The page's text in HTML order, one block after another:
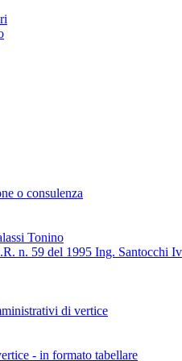
o consulenza
Tonino
n. 59 del 1995 Ing. Santocchi
di vertice
- in formato tabellare